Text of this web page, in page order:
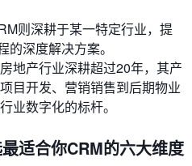
则深耕于某一特定行业，提
深度解决方案。
地产行业深耕超过20年，其产
目开发、营销销售到后期物业
业数字化的标杆。
适合你CRM的六大维度